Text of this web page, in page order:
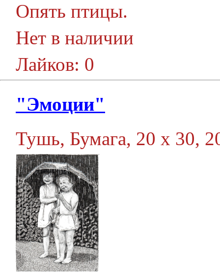
Опять птицы.
Нет в наличии
Лайков: 0
"Эмоции"
Тушь, Бумага, 20 х 30,